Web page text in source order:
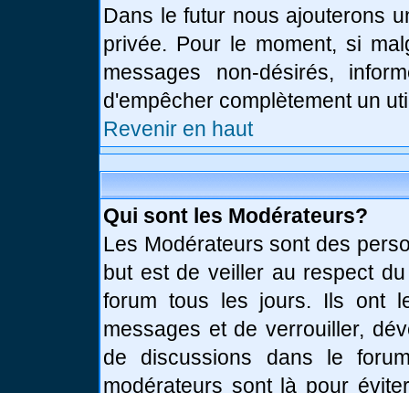
Dans le futur nous ajouterons
privée. Pour le moment, si
messages non-désirés,
d'empêcher complètement un
Revenir en haut
Qui sont les Modérateurs?
Les Modérateurs sont des
but est de veiller au respect
forum tous les jours. Ils ont
messages et de verrouiller,
de discussions dans le
modérateurs sont là pour